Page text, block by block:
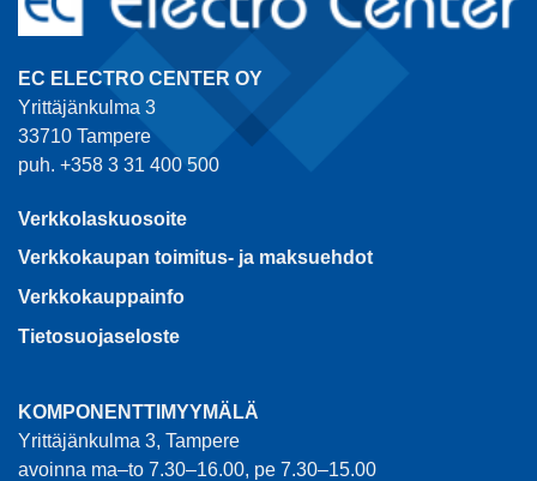
EC ELECTRO CENTER OY
Yrittäjänkulma 3
33710 Tampere
puh. +358 3 31 400 500
Verkkolaskuosoite
Verkkokaupan toimitus- ja maksuehdot
Verkkokauppainfo
Tietosuojaseloste
KOMPONENTTIMYYMÄLÄ
Yrittäjänkulma 3, Tampere
avoinna ma–to 7.30–16.00, pe 7.30–15.00